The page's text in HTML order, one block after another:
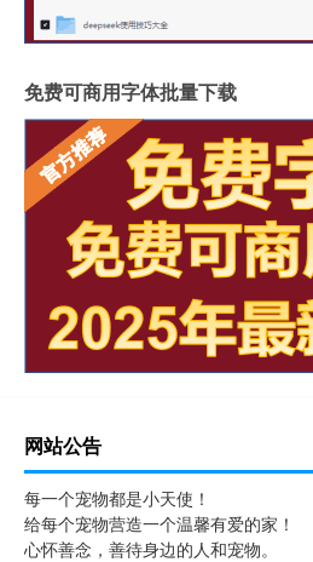
免费可商用字体批量下载
网站公告
每一个宠物都是小天使！
给每个宠物营造一个温馨有爱的家！
心怀善念，善待身边的人和宠物。